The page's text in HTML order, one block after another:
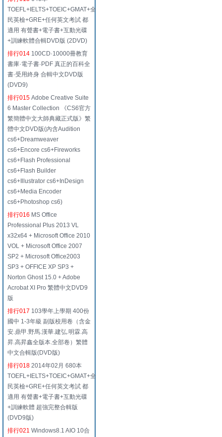
TOEFL+IELTS+TOEIC+GMAT+全
民英檢+GRE+任何英文考試 都
適用 有聲書+電子書+互動光碟
+訓練軟體合輯DVD版 (2DVD)
排行014 100CD·10000冊教育
書庫·電子書·PDF 真正的百科全
書·受用終身 合輯中文DVD版
(DVD9)
排行015 Adobe Creative Suite
6 Master Collection 《CS6官方
繁簡體中文大師典藏正式版》繁
體中文DVD版(內含Audition
cs6+Dreamweaver
cs6+Encore cs6+Fireworks
cs6+Flash Professional
cs6+Flash Builder
cs6+Illustrator cs6+InDesign
cs6+Media Encoder
cs6+Photoshop cs6)
排行016 MS Office
Professional Plus 2013 VL
x32x64 + Microsoft Office 2010
VOL + Microsoft Office 2007
SP2 + Microsoft Office2003
SP3 + OFFICE XP SP3 +
Norton Ghost 15.0 + Adobe
Acrobat XI Pro 繁體中文DVD9
版
排行017 103學年上學期 400份
國中 1-3年級 副版校用卷（含金
安.鼎甲.野馬.漢華.建弘.明霖.高
昇.高昇鑫全版本.全部卷）繁體
中文合輯版(DVD版)
排行018 2014年02月 680本
TOEFL+IELTS+TOEIC+GMAT+全
民英檢+GRE+任何英文考試 都
適用 有聲書+電子書+互動光碟
+訓練軟體 超強完整合輯版
(DVD9版)
排行021 Windows8.1 AIO 10合